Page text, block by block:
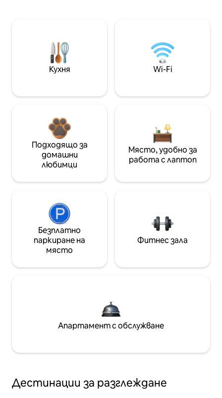
Кухня Wi-Fi
Подходящо за
домашни
любимци
Място, удобно за
работа с лаптоп
Безплатно
паркиране на
място
Фитнес зала
Апартамент с обслужване
Дестинации за разглеждане